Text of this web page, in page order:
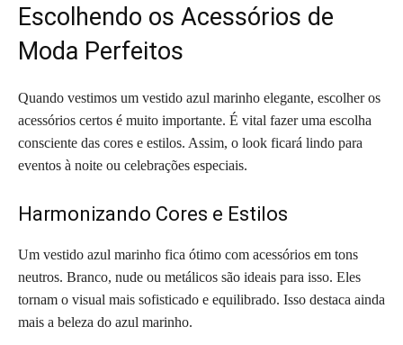
Escolhendo os Acessórios de
Moda Perfeitos
Quando vestimos um vestido azul marinho elegante, escolher os
acessórios certos é muito importante. É vital fazer uma escolha
consciente das cores e estilos. Assim, o look ficará lindo para
eventos à noite ou celebrações especiais.
Harmonizando Cores e Estilos
Um vestido azul marinho fica ótimo com acessórios em tons
neutros. Branco, nude ou metálicos são ideais para isso. Eles
tornam o visual mais sofisticado e equilibrado. Isso destaca ainda
mais a beleza do azul marinho.